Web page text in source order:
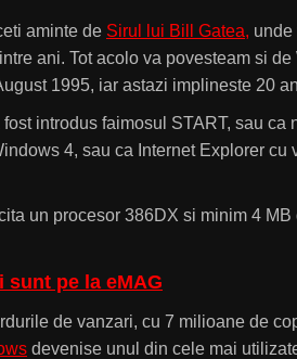
aminte de Sirul lui Bill Gatea, unde
ani. Tot acolo va povesteam si
1995, iar astazi implineste 20
introdus faimosul START, sau
4, sau ca Internet Explorer
un procesor 386DX si minim 4
sunt pe la eMAG
de vanzari, cu 7 milioane de
devenise unul din cele mai